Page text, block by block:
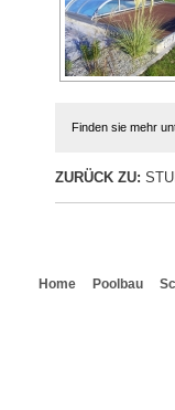
Finden sie mehr
ZURÜCK ZU:
Home Poolbau